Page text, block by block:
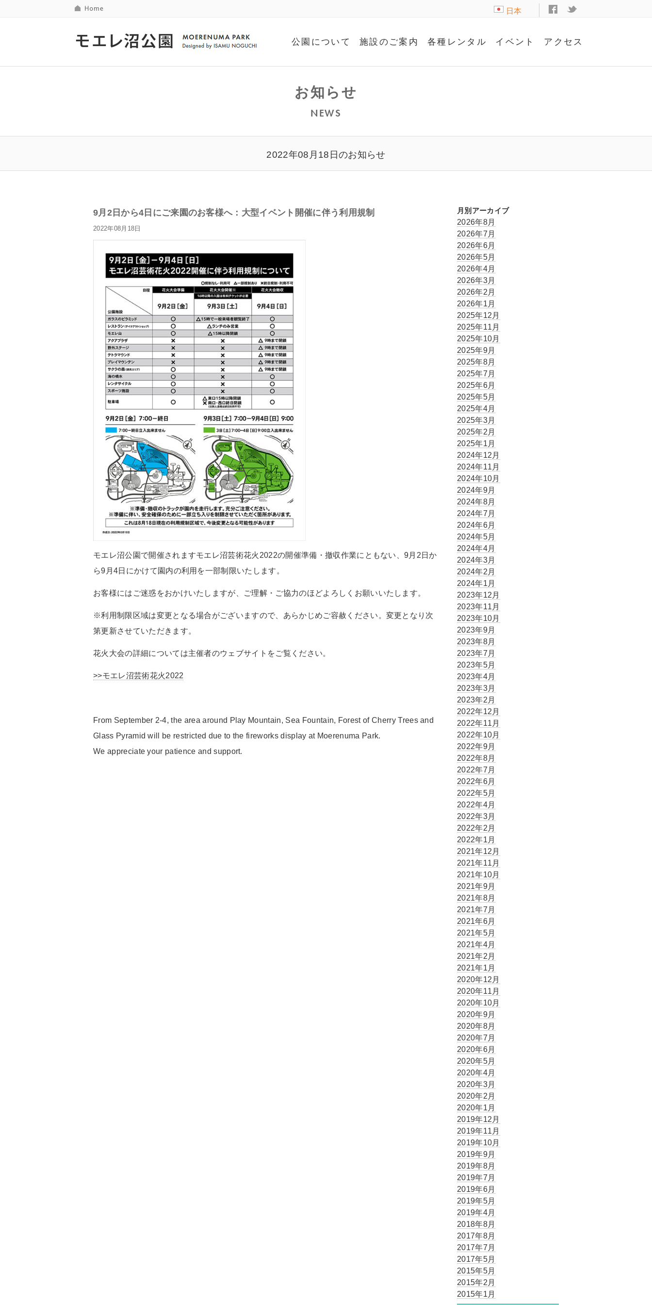
日本
公園について 施設のご案内 各種レンタル イベント アクセス
お知らせ
NEWS
2022年08月18日のお知らせ
9月2日から4日にご来園のお客様へ：大型イベント開催に伴う利用規制
2022年08月18日
モエレ沼公園で開催されますモエレ沼芸術花火2022の開催準備・撤収作業にともない、9月2日か
ら9月4日にかけて園内の利用を一部制限いたします。
お客様にはご迷惑をおかけいたしますが、ご理解・ご協力のほどよろしくお願いいたします。
※利用制限区域は変更となる場合がございますので、あらかじめご容赦ください。 変更となり次
第更新させていただきます。
花火大会の詳細については主催者のウェブサイトをご覧ください。
>>モエレ沼芸術花火2022
From September 2-4, the area around Play Mountain, Sea Fountain, Forest of Cherry Trees and
Glass Pyramid will be restricted due to the fireworks display at Moerenuma Park.
We appreciate your patience and support.
月別アーカイブ
2026年8月
2026年7月
2026年6月
2026年5月
2026年4月
2026年3月
2026年2月
2026年1月
2025年12月
2025年11月
2025年10月
2025年9月
2025年8月
2025年7月
2025年6月
2025年5月
2025年4月
2025年3月
2025年2月
2025年1月
2024年12月
2024年11月
2024年10月
2024年9月
2024年8月
2024年7月
2024年6月
2024年5月
2024年4月
2024年3月
2024年2月
2024年1月
2023年12月
2023年11月
2023年10月
2023年9月
2023年8月
2023年7月
2023年5月
2023年4月
2023年3月
2023年2月
2022年12月
2022年11月
2022年10月
2022年9月
2022年8月
2022年7月
2022年6月
2022年5月
2022年4月
2022年3月
2022年2月
2022年1月
2021年12月
2021年11月
2021年10月
2021年9月
2021年8月
2021年7月
2021年6月
2021年5月
2021年4月
2021年2月
2021年1月
2020年12月
2020年11月
2020年10月
2020年9月
2020年8月
2020年7月
2020年6月
2020年5月
2020年4月
2020年3月
2020年2月
2020年1月
2019年12月
2019年11月
2019年10月
2019年9月
2019年8月
2019年7月
2019年6月
2019年5月
2019年4月
2018年8月
2017年8月
2017年7月
2017年5月
2015年5月
2015年2月
2015年1月